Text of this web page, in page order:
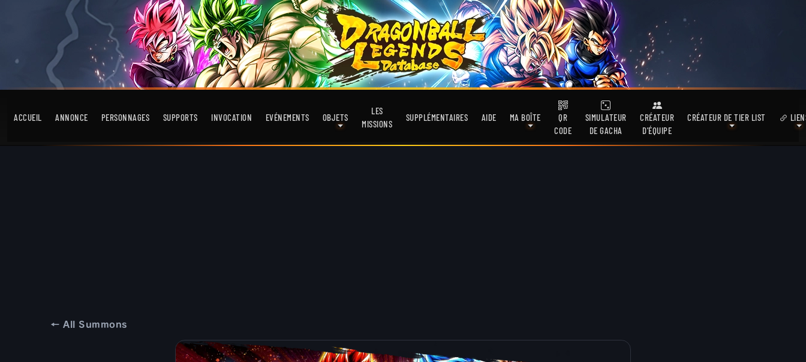
ACCUEIL ANNONCE PERSONNAGES SUPPORTS INVOCATION EVÉNEMENTS OBJETS
LES
MISSIONS
SUPPLÉMENTAIRES AIDE MA BOÎTE
QR
CODE
SIMULATEUR
DE GACHA
CRÉATEUR
D'ÉQUIPE
CRÉATEUR DE TIER LIST
← All Summons